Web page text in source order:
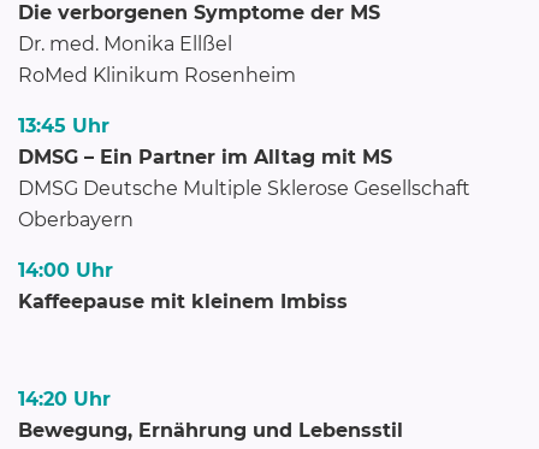
Die verborgenen Symptome der MS
Dr. med. Monika Ellßel
RoMed Klinikum Rosenheim
13:45 Uhr
DMSG – Ein Partner im Alltag mit MS
DMSG Deutsche Multiple Sklerose Gesellschaft
Oberbayern
14:00 Uhr
Kaffeepause mit kleinem Imbiss
14:20 Uhr
Bewegung, Ernährung und Lebensstil